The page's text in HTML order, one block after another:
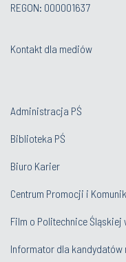
REGON: 000001637
Kontakt dla mediów
Administracja PŚ
Biblioteka PŚ
Biuro Karier
Centrum Promocji i
Film o Politechnice Śląskiej
Informator dla kandydatów